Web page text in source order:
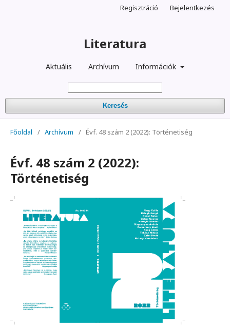
Literatura
Aktuális Archívum Információk
Keresés
Regisztráció Bejelentkezés
Főoldal / Archívum / Évf. 48 szám 2 (2022): Történetiség
Évf. 48 szám 2 (2022):
Történetiség